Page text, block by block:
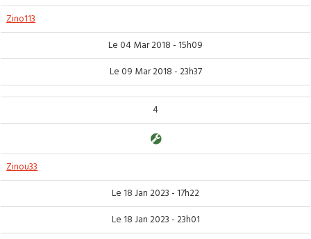
Zino113
Le 04 Mar 2018 - 15h09
Le 09 Mar 2018 - 23h37
4
Zinou33
Le 18 Jan 2023 - 17h22
Le 18 Jan 2023 - 23h01